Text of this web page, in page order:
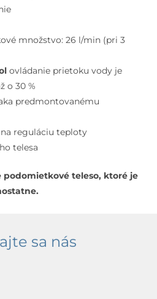
množstvo: 26 l/min (pri 3
ovládanie prietoku vody je
o 30 %
predmontovanému
reguláciu teploty
telesa
teleso, ktoré je
sa nás